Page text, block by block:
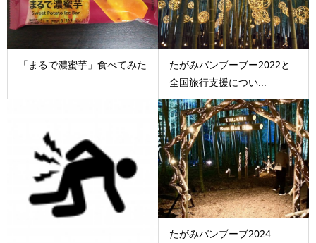
「まるで濃蜜芋」食べてみた
たがみバンブーブー2022と
全国旅行支援につい...
たがみバンブーブ2024